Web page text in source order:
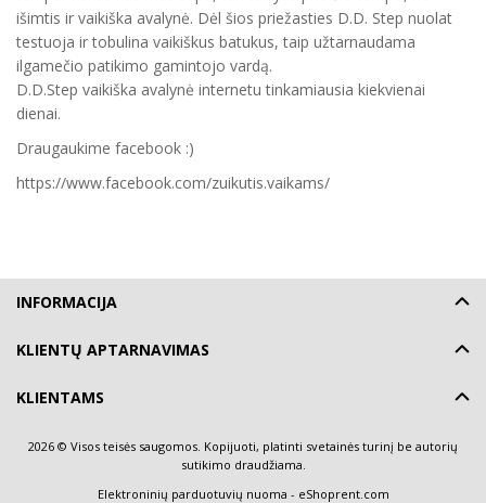
išimtis ir vaikiška avalynė. Dėl šios priežasties D.D. Step nuolat
testuoja ir tobulina vaikiškus batukus, taip užtarnaudama
ilgamečio patikimo gamintojo vardą.
D.D.Step vaikiška avalynė internetu tinkamiausia kiekvienai
dienai.
Draugaukime facebook :)
https://www.facebook.com/zuikutis.vaikams/
INFORMACIJA
KLIENTŲ APTARNAVIMAS
KLIENTAMS
2026 © Visos teisės saugomos. Kopijuoti, platinti svetainės turinį be autorių
sutikimo draudžiama.
Elektroninių parduotuvių nuoma - eShoprent.com